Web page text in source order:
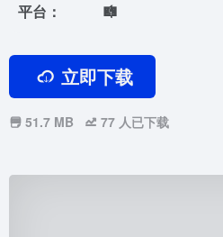
平台：
立即下载
51.7 MB 77 人已下载